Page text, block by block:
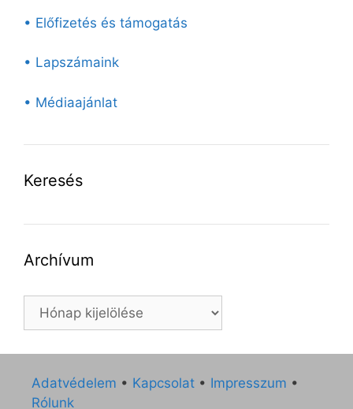
• Előfizetés és támogatás
• Lapszámaink
• Médiaajánlat
Keresés
Archívum
Archívum
Adatvédelem • Kapcsolat • Impresszum •
Rólunk